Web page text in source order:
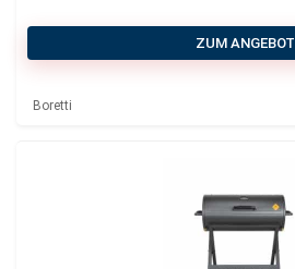
ZUM ANGEBOT
Boretti